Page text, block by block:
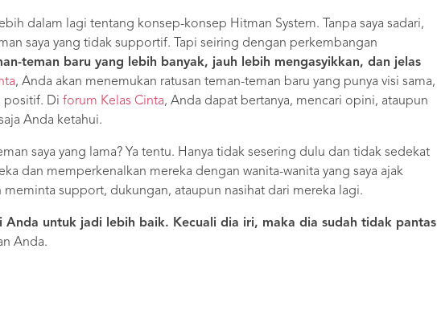
dalam lagi tentang konsep-konsep Hitman System. Tanpa saya sadari,
saya yang tidak supportif. Tapi seiring dengan perkembangan
teman baru yang lebih banyak, jauh lebih mengasyikkan, dan jelas
, Anda akan menemukan ratusan teman-teman baru yang punya visi sama,
positif. Di forum Kelas Cinta, Anda dapat bertanya, mencari opini, ataupun
Anda ketahui.
saya yang lama? Ya tentu. Hanya tidak sesering dulu dan tidak sedekat
dan memperkenalkan mereka dengan wanita-wanita yang saya ajak
meminta support, dukungan, ataupun nasihat dari mereka lagi.
untuk jadi lebih baik. Kecuali dia iri, maka dia sudah tidak pantas
Anda.